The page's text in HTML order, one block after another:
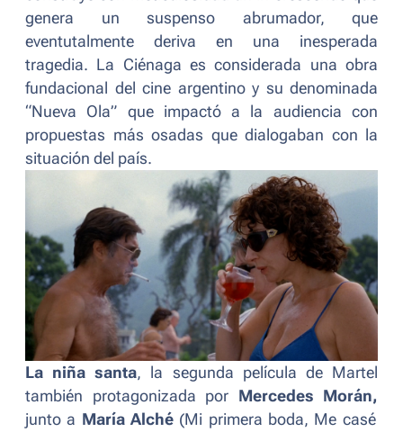
genera un suspenso abrumador, que
eventutalmente deriva en una inesperada
tragedia. La Ciénaga es considerada una obra
fundacional del cine argentino y su denominada
“Nueva Ola” que impactó a la audiencia con
propuestas más osadas que dialogaban con la
situación del país.
La niña santa, la segunda película de Martel
también protagonizada por Mercedes Morán,
junto a María Alché (Mi primera boda, Me casé